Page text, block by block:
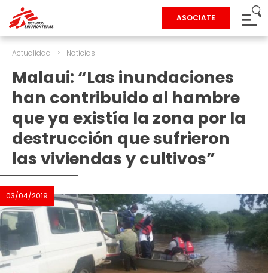
ASOCIATE
Actualidad > Noticias
Malaui: “Las inundaciones
han contribuido al hambre
que ya existía la zona por la
destrucción que sufrieron
las viviendas y cultivos”
03/04/2019